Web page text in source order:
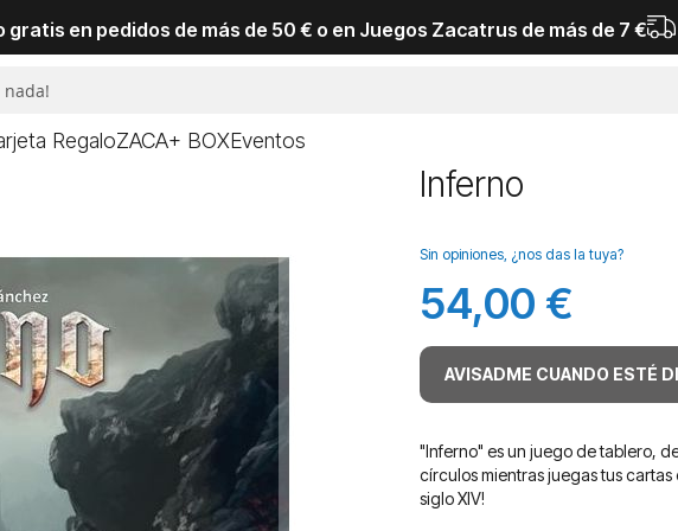
gratis en pedidos de más de 50 € o en Juegos Zacatrus de más de 7 €
RegaloZACA+ BOXEventos
Inferno
Sin opiniones, ¿nos das la tuya?
54,00 €
AVISADME CUANDO ESTÉ
"Inferno" es un juego de tablero,
círculos mientras juegas tus
siglo XIV!